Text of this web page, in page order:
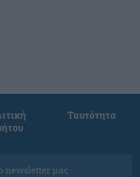
Ταυτότητα
newsletter μας